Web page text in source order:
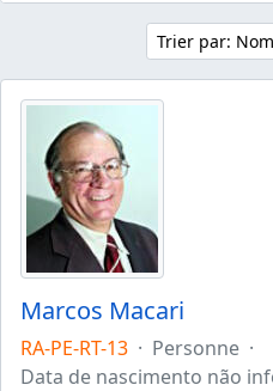
Trier par: Nom
Marcos Macari
RA-PE-RT-13 · Personne ·
Data de nascimento não